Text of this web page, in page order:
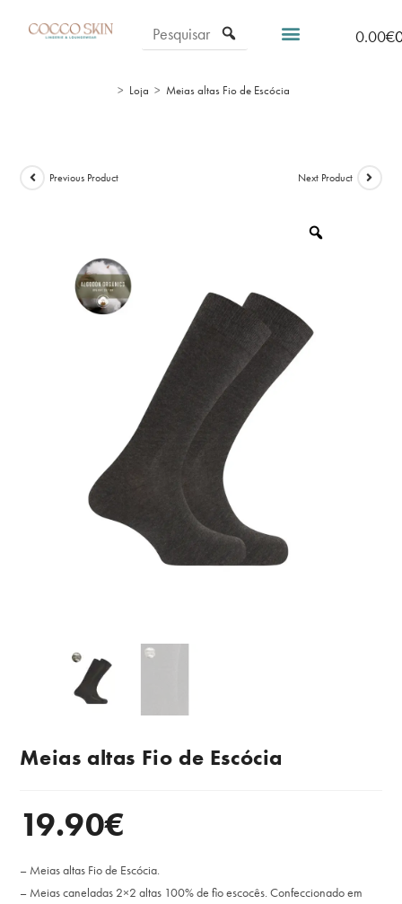
0.00€
> Loja > Meias altas Fio de Escócia
Previous Product Next Product
Meias altas Fio de Escócia
19.90€
– Meias altas Fio de Escócia.
– Meias caneladas 2×2 altas 100% de fio escocês. Confeccionado em